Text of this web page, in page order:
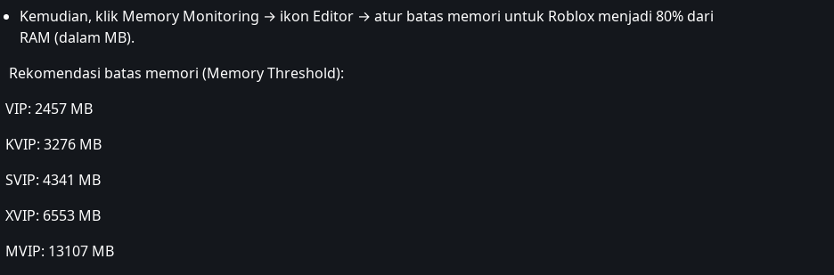
Kemudian, klik Memory Monitoring → ikon Editor → atur batas memori untuk Roblox menjadi 80% dari
RAM (dalam MB).
Rekomendasi batas memori (Memory Threshold):
VIP: 2457 MB
KVIP: 3276 MB
SVIP: 4341 MB
XVIP: 6553 MB
MVIP: 13107 MB